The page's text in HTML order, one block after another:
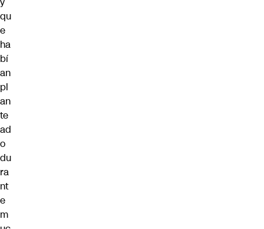
qu
e
ha
bí
an
pl
an
te
ad
o
du
ra
nt
e
m